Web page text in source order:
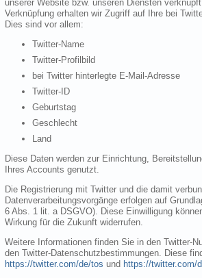
unserer Website bzw. unseren Diensten
Verknüpfung erhalten wir Zugriff auf Ihre bei
Dies sind vor allem:
Twitter-Name
Twitter-Profilbild
bei Twitter hinterlegte E-Mail-Adresse
Twitter-ID
Geburtstag
Geschlecht
Land
Diese Daten werden zur Einrichtung,
Ihres Accounts genutzt.
Die Registrierung mit Twitter und die damit
Datenverarbeitungsvorgänge erfolgen auf
6 Abs. 1 lit. a DSGVO). Diese Einwilligung
Wirkung für die Zukunft widerrufen.
Weitere Informationen finden Sie in den Twitter-
den Twitter-Datenschutzbestimmungen. Diese
https://twitter.com/de/tos und https://twitter.com/